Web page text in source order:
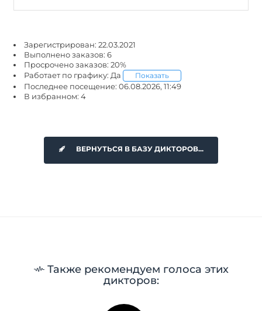
Зарегистрирован: 22.03.2021
Выполнено заказов: 6
Просрочено заказов: 20%
Работает по графику: Да
Показать
Последнее посещение: 06.08.2026, 11:49
В избранном: 4
ВЕРНУТЬСЯ В БАЗУ ДИКТОРОВ...
Также рекомендуем голоса этих
дикторов: